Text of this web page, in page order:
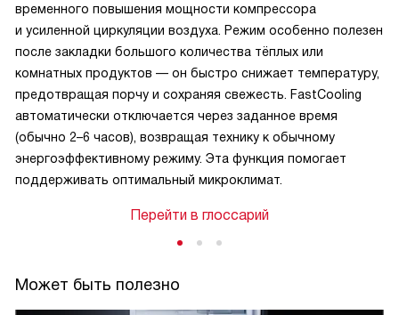
временного повышения мощности компрессора
и усиленной циркуляции воздуха. Режим особенно полезен
после закладки большого количества тёплых или
комнатных продуктов — он быстро снижает температуру,
предотвращая порчу и сохраняя свежесть. FastCooling
автоматически отключается через заданное время
(обычно 2–6 часов), возвращая технику к обычному
энергоэффективному режиму. Эта функция помогает
поддерживать оптимальный микроклимат.
Перейти в глоссарий
Может быть полезно